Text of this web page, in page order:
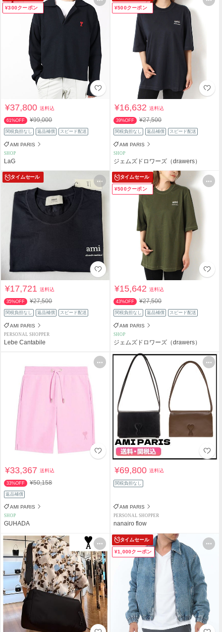
¥300クーポン
¥37,800送料込
61%OFF ¥99,000
関税負担なし 返品補償 スピード配送
AMI PARIS
SHOP
LaG
¥500クーポン
¥16,632送料込
39%OFF ¥27,500
関税負担なし 返品補償 スピード配送
AMI PARIS
SHOP
ジェムズドロワーズ（drawers）
タイムセール
¥17,721送料込
35%OFF ¥27,500
関税負担なし 返品補償 スピード配送
AMI PARIS
PERSONAL SHOPPER
Lebe Cantabile
タイムセール
¥500クーポン
¥15,642送料込
43%OFF ¥27,500
関税負担なし 返品補償 スピード配送
AMI PARIS
SHOP
ジェムズドロワーズ（drawers）
¥33,367送料込
33%OFF ¥50,158
返品補償
AMI PARIS
SHOP
GUHADA
¥69,800送料込
関税負担なし
AMI PARIS
PERSONAL SHOPPER
nanairo flow
タイムセール
¥1,000クーポン